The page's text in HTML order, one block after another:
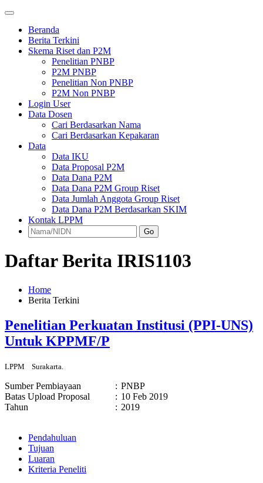
Beranda
Berita Terkini
Skema Riset dan P2M
Penelitian PNBP
P2M PNBP
Penelitian Non PNBP
P2M Non PNBP
Login User
Data Dosen
Cari Berdasarkan Nama
Cari Berdasarkan Kepakaran
Data
Data IKU
Data Proposal P2M
Data Dana P2M
Data Dana P2M Group Riset
Data Jumlah Anggota Group Riset
Data Dana P2M Berdasarkan SKIM
Kontak LPPM
Go
Daftar Berita IRIS1103
Home
Berita Terkini
Penelitian Perkuatan Institusi (PPI-UNS)
Untuk KPPMF/P
LPPM Surakarta.
Sumber Pembiayaan : PNBP
Batas Upload Proposal
: 10 Feb 2019
Tahun
: 2019
Pendahuluan
Tujuan
Luaran
Kriteria Peneliti